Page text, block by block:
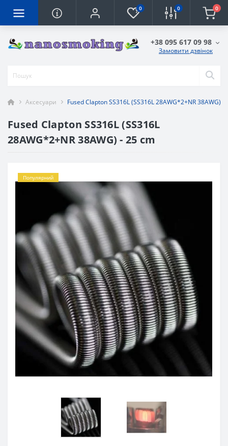
0 0 0
+38 095 617 09 98
Замовити дзвінок
Аксесуари Fused Clapton SS316L (SS316L 28AWG*2+NR 38AWG) -
Fused Clapton SS316L (SS316L
28AWG*2+NR 38AWG) - 25 cm
Популярний